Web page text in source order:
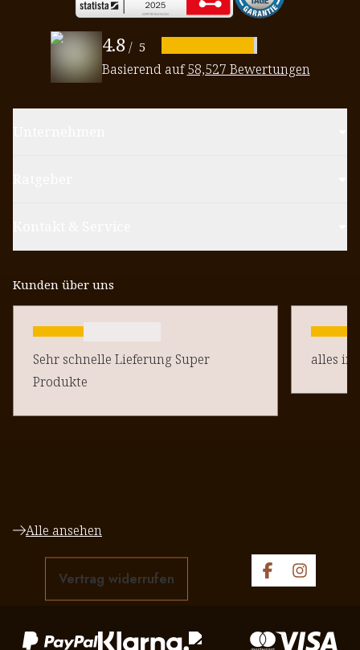
4.8 / 5
Basierend auf58,527 Bewertungen
Kunden über uns
Sehr schnelle Lieferung Super
Produkte
alles in
Alle ansehen
Vertrag widerrufen